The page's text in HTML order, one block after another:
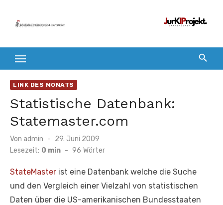
Inhalt
LINK DES MONATS
Statistische Datenbank:
Statemaster.com
Von admin
Veröffentlicht
am
29. Juni 2009
Lesezeit: 0 min - 96 Wörter
StateMaster ist eine Datenbank welche die Suche
und den Vergleich einer Vielzahl von statistischen
Daten über die US-amerikanischen Bundesstaaten